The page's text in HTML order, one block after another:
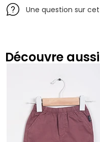
Une question sur
Découvre